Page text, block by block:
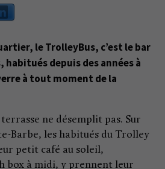
le TrolleyBus, c’est le bar
depuis des années à
à tout moment de la
ne désemplit pas. Sur
Barbe, les habitués du Trolley
petit café au soleil,
box à midi, y prennent leur